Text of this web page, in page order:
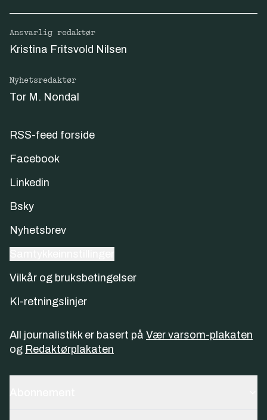
Ansvarlig redaktør
Kristina Fritsvold Nilsen
Nyhetsredaktør
Tor M. Nondal
RSS-feed forside
Facebook
Linkedin
Bsky
Nyhetsbrev
Vilkår og bruksbetingelser
KI-retningslinjer
All journalistikk er basert på Vær varsom-plakaten
og Redaktørplakaten